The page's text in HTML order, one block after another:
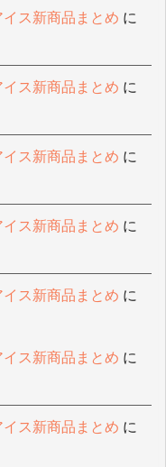
ス新商品まとめ に
ス新商品まとめ に
ス新商品まとめ に
ス新商品まとめ に
ス新商品まとめ に
ス新商品まとめ に
ス新商品まとめ に